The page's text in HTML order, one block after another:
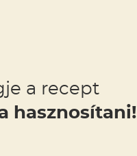
a recept
hasznosítani!